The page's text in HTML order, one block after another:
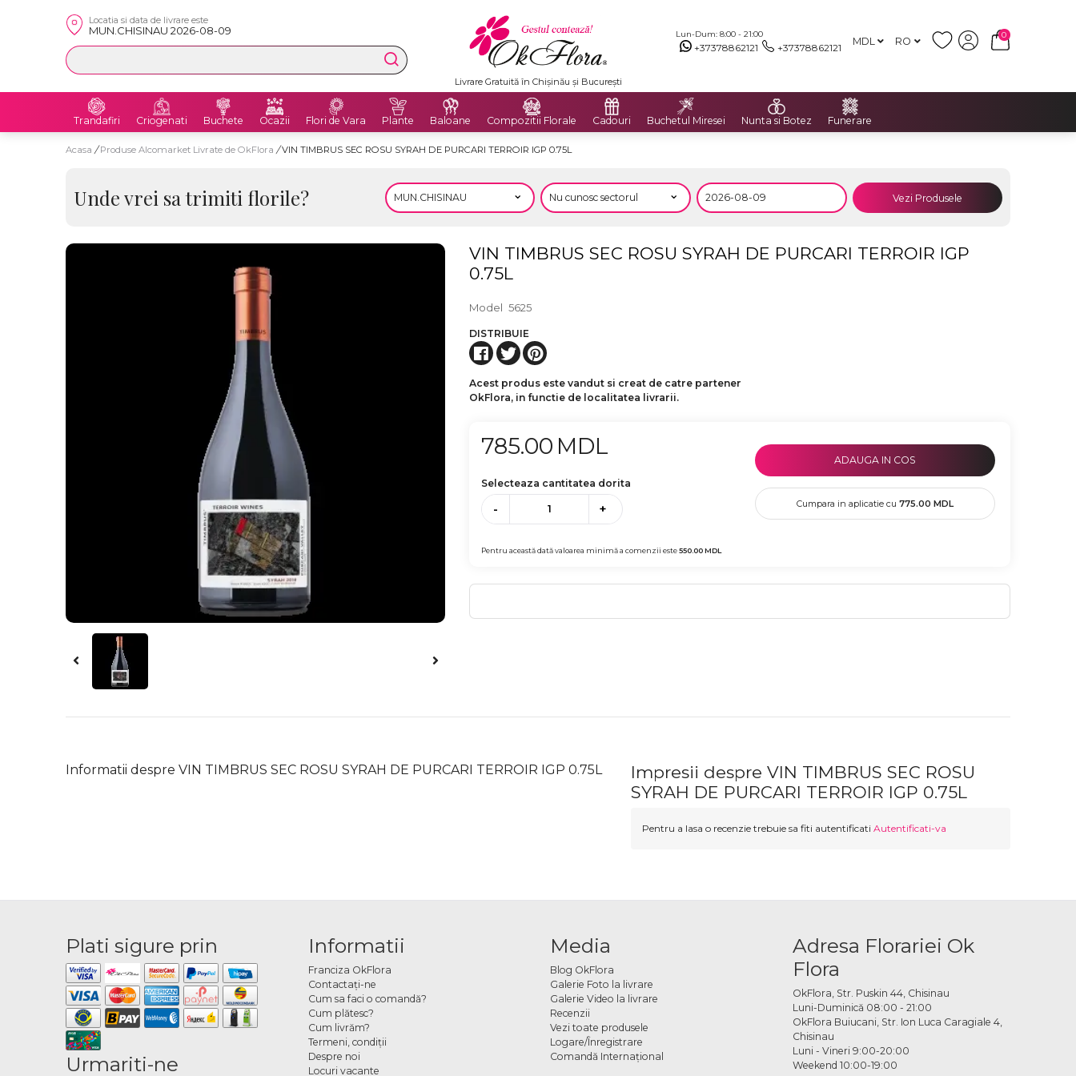
Locatia si data de livrare este
MUN.CHISINAU 2026-08-09 Lun-Dum: 8:00 - 21:00
+37378862121 +37378862121 MDL RO
0
Livrare Gratuită în Chișinău și București
Trandafiri Criogenati Buchete Ocazii Flori de Vara Plante Baloane Compozitii Florale Cadouri Buchetul Miresei Nunta si Botez Funerare
Acasa / Produse Alcomarket Livrate de OkFlora / VIN TIMBRUS SEC ROSU SYRAH DE PURCARI TERROIR IGP 0.75L
Unde vrei sa trimiti florile? Vezi Produsele
VIN TIMBRUS SEC ROSU SYRAH DE PURCARI TERROIR IGP
0.75L
Model 5625
DISTRIBUIE
Acest produs este vandut si creat de catre partener
OkFlora, in functie de localitatea livrarii.
785.00 MDL
Selecteaza cantitatea dorita
- +
Pentru această dată valoarea minimă a comenzii este550.00MDL
ADAUGA IN COS
Cumpara in aplicatie cu775.00 MDL
Informatii despre VIN TIMBRUS SEC ROSU SYRAH DE PURCARI TERROIR IGP 0.75L
Impresii despre VIN TIMBRUS SEC ROSU
SYRAH DE PURCARI TERROIR IGP 0.75L
Pentru a lasa o recenzie trebuie sa fiti autentificati Autentificati-va
Plati sigure prin
Urmariti-ne
Informatii
Franciza OkFlora
Contactaţi-ne
Cum sa faci o comandă?
Cum plătesc?
Cum livrăm?
Termeni, condiţii
Despre noi
Locuri vacante
Media
Blog OkFlora
Galerie Foto la livrare
Galerie Video la livrare
Recenzii
Vezi toate produsele
Logare/Înregistrare
Comandă Internațional
Adresa Florariei Ok
Flora
OkFlora, Str. Puskin 44, Chisinau
Luni-Duminică 08:00 - 21:00
OkFlora Buiucani, Str. Ion Luca Caragiale 4,
Chisinau
Luni - Vineri 9:00-20:00
Weekend 10:00-19:00